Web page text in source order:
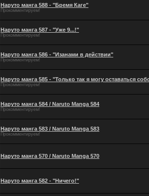
Наруто манга 588 - "Бремя Каге"
Прокомментируем!
Наруто манга 587 - "Уже 9...!"
Прокомментируем!
Наруто манга 586 - "Изанами в действии"
Прокомментируем!
Наруто манга 585 - "Только так я могу оставаться
Прокомментируем!
Наруто манга 584 / Naruto Manga 584
Прокомментируем!
Наруто манга 583 / Naruto Manga 583
Прокомментируем!
Наруто манга 570 / Naruto Manga 570
Наруто манга 582 - "Ничего!"